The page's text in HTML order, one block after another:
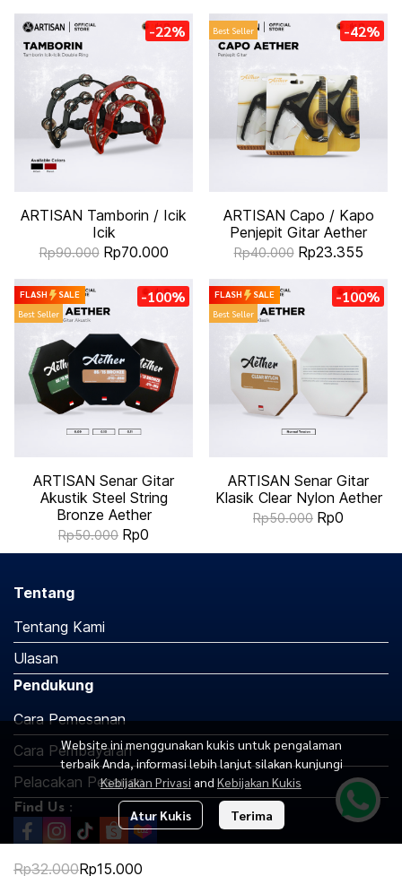
-22%
ARTISAN Tamborin / Icik
Icik
Rp90.000 Rp70.000
Best Seller -42%
ARTISAN Capo / Kapo
Penjepit Gitar Aether
Rp40.000 Rp23.355
FLASH
SALE
Best Seller
-100%
ARTISAN Senar Gitar
Akustik Steel String
Bronze Aether
Rp50.000 Rp0
FLASH
SALE
Best Seller
-100%
ARTISAN Senar Gitar
Klasik Clear Nylon Aether
Rp50.000 Rp0
Rp32.000Rp15.000
Website ini menggunakan kukis untuk pengalaman
terbaik Anda, informasi lebih lanjut silakan kunjungi
Kebijakan Privasi and Kebijakan Kukis
Atur Kukis Terima
Tentang
Tentang Kami
Ulasan
Pendukung
Cara Pemesanan
Cara Pembayaran
Pelacakan Pesanan
Find Us :